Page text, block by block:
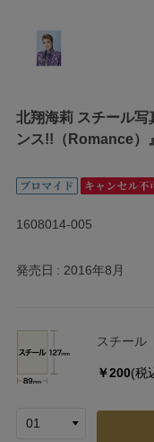
北翔海莉 スチール
ンス!!（Romance）』
1608014-005
発売日 2016年8月
スチール
￥200(税